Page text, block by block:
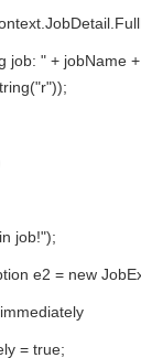
job: " + jobName
job!");
e2 = new
= true;